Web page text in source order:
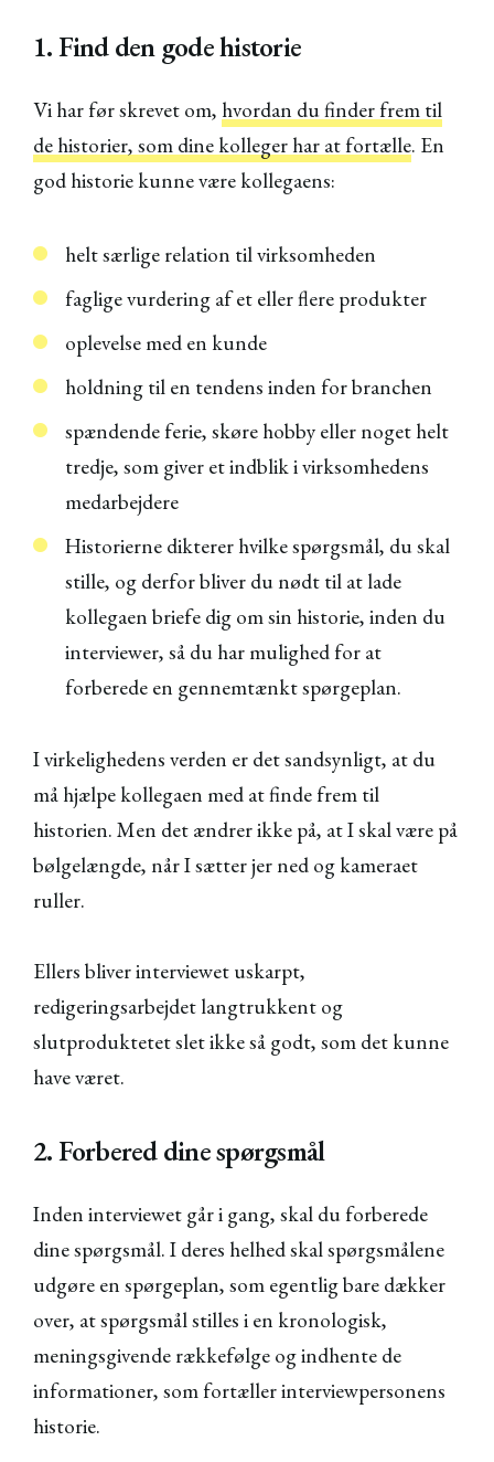
1. Find den gode historie
Vi har før skrevet om, hvordan du finder frem til
de historier, som dine kolleger har at fortælle. En
god historie kunne være kollegaens:
helt særlige relation til virksomheden
faglige vurdering af et eller flere produkter
oplevelse med en kunde
holdning til en tendens inden for branchen
spændende ferie, skøre hobby eller noget helt
tredje, som giver et indblik i virksomhedens
medarbejdere
Historierne dikterer hvilke spørgsmål, du skal
stille, og derfor bliver du nødt til at lade
kollegaen briefe dig om sin historie, inden du
interviewer, så du har mulighed for at
forberede en gennemtænkt spørgeplan.
I virkelighedens verden er det sandsynligt, at du
må hjælpe kollegaen med at finde frem til
historien. Men det ændrer ikke på, at I skal være på
bølgelængde, når I sætter jer ned og kameraet
ruller.
Ellers bliver interviewet uskarpt,
redigeringsarbejdet langtrukkent og
slutproduktetet slet ikke så godt, som det kunne
have været.
2. Forbered dine spørgsmål
Inden interviewet går i gang, skal du forberede
dine spørgsmål. I deres helhed skal spørgsmålene
udgøre en spørgeplan, som egentlig bare dækker
over, at spørgsmål stilles i en kronologisk,
meningsgivende rækkefølge og indhente de
informationer, som fortæller interviewpersonens
historie.